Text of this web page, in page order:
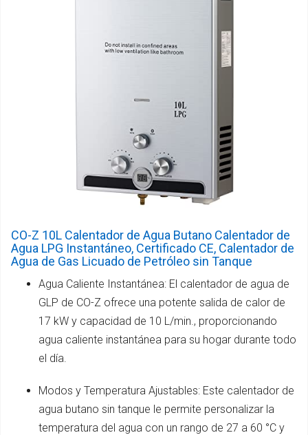
CO-Z 10L Calentador de Agua Butano Calentador de
Agua LPG Instantáneo, Certificado CE, Calentador de
Agua de Gas Licuado de Petróleo sin Tanque
Agua Caliente Instantánea: El calentador de agua de
GLP de CO-Z ofrece una potente salida de calor de
17 kW y capacidad de 10 L/min., proporcionando
agua caliente instantánea para su hogar durante todo
el día.
Modos y Temperatura Ajustables: Este calentador de
agua butano sin tanque le permite personalizar la
temperatura del agua con un rango de 27 a 60 °C y